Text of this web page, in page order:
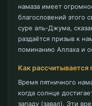
намаза имеет
благословений этого
суре аль-Джума,
раздаётся призыв к
поминанию Аллаха и
Как рассчитывается
Время пятничного
когда солнце
западу (завал). Эти